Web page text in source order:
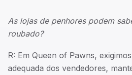
As lojas de penhores podem
roubado?
R: Em Queen of Pawns,
adequada dos vendedores,